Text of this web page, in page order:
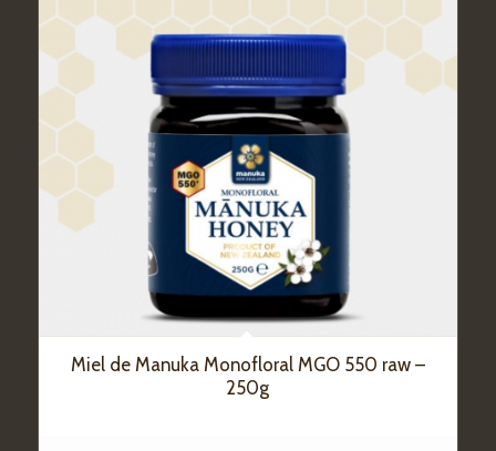
Miel de Manuka Monofloral MGO 550 raw –
250g